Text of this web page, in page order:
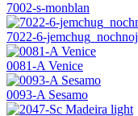
7002-s-monblan
7022-6-jemchug_nochnoj
0081-A Venice
0093-A Sesamo